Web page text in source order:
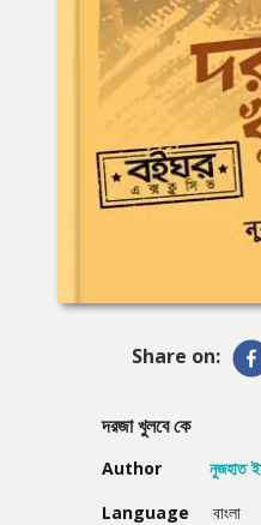
Share on:
দরজা খুলবে কে
Author
নুজহাত
Language
বাংলা